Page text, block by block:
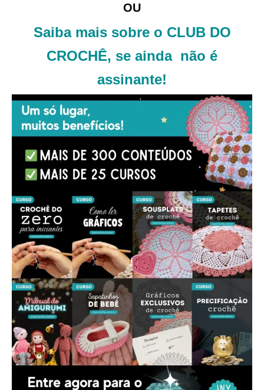
OU
Saiba mais sobre o CLUB DO
CROCHÊ, se ainda não é
assinante!